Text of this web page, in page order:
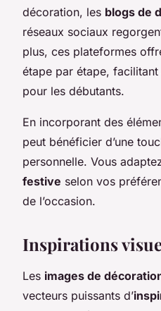
décoration, les blogs de
réseaux sociaux
plus, ces plateformes
étape par étape,
pour les débutants.
En incorporant des
peut bénéficier d’une
personnelle. Vous
festive selon vos
de l’occasion.
Inspirations
Les images de
vecteurs puissants d’